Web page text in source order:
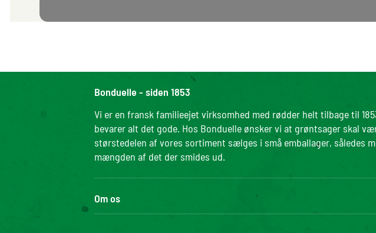
Bonduelle - siden 1853
Vi er en fransk familieejet virksomhed med rødder helt tilbage til
bevarer alt det gode. Hos Bonduelle ønsker vi at grøntsager skal
størstedelen af vores sortiment sælges i små emballager, således
mængden af det der smides ud.
Om os